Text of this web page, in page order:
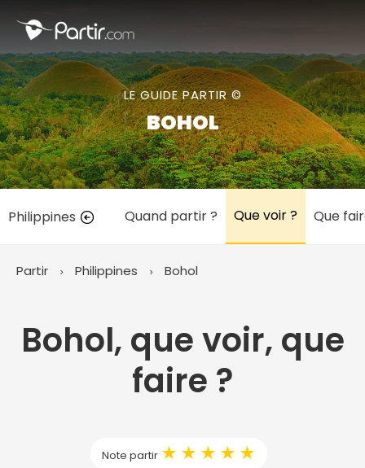
LE GUIDE PARTIR ©
BOHOL
Philippines Quand partir ? Que voir ? Que
Partir Philippines Bohol
Bohol, que voir, que
faire ?
Note partir ★ ★ ★ ★ ★
📍 Destinations populaires
☀️ Où partir par mois
Mai
Juin
Juillet
Août Septembre